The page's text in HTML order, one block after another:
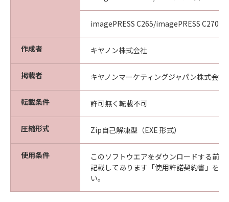
imagePRESS C265/imagePRESS C270
作成者 キヤノン株式会社
掲載者 キヤノンマーケティングジャパン株式会社
転載条件 許可無く転載不可
圧縮形式 Zip自己解凍型（EXE 形式）
使用条件
このソフトウエアをダウンロードする前
記載してあります「使用許諾契約書」を
い。